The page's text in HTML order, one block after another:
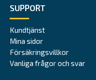
SUPPORT
Kundtjänst
Mina sidor
Försäkringsvillkor
Vanliga frågor och svar